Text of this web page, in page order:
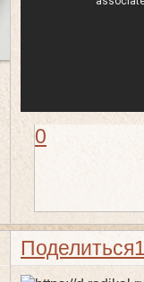
0
Поделиться